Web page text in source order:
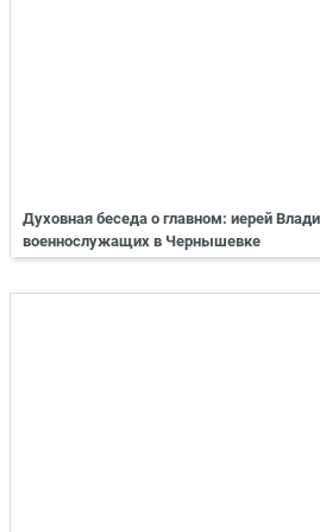
Духовная беседа о главном: иерей
военнослужащих в Чернышевке